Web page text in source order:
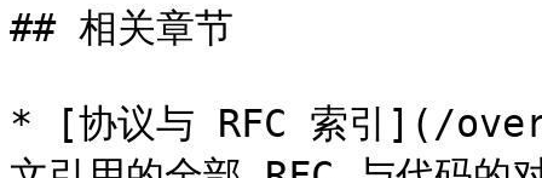
## 相关章节
* [协议与 RFC 索引](/